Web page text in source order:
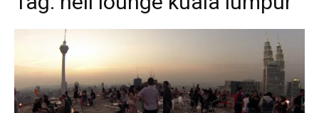
Thru